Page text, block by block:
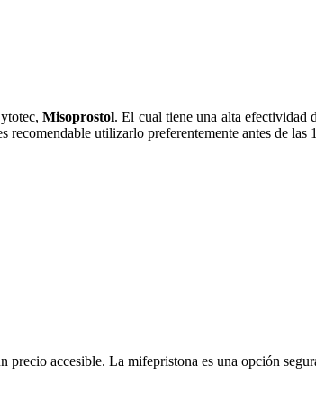
Misoprostol. El cual tiene una alta efectividad
utilizarlo preferentemente antes de las
precio accesible. La mifepristona es una opción